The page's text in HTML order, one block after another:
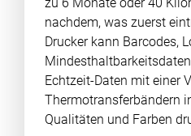
nachdem, was zuerst
Drucker kann Barcodes,
Echtzeit-Daten mit einer
Thermotransferbändern
Qualitäten und Farben